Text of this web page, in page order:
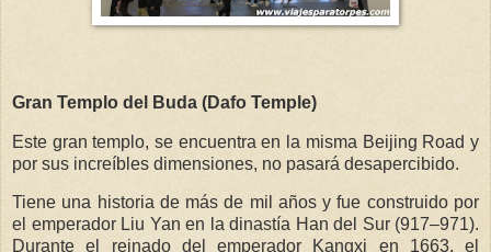
Gran Templo del Buda (Dafo Temple)
Este gran templo, se encuentra en la misma Beijing Road y
por sus increíbles dimensiones, no pasará desapercibido.
Tiene una historia de más de mil años y fue construido por
el emperador Liu Yan en la dinastía Han del Sur (917–971).
Durante el reinado del emperador Kangxi en 1663, el